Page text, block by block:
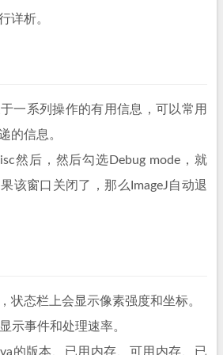
详析。
一系列操作的有用信息，可以常用
的信息。
然后，然后勾选Debug mode，就
该窗口关闭了，那么ImageJ自动退
状态栏上会显示像素强度和坐标。
示事件和处理速率。
的版本、已用内存、可用内存、已